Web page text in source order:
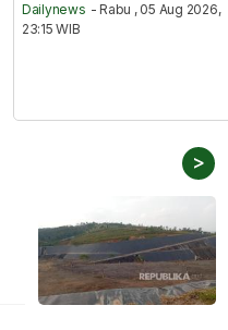
Dailynews - Rabu , 05 Aug 2026,
23:15 WIB
>